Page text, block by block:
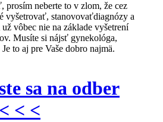
prosím neberte to v zlom, že cez
vyšetrovať, stanovovaťdiagnózy a
vôbec nie na základe vyšetrení
Musíte si nájsť gynekológa,
to aj pre Vaše dobro najmä.
sa na odber
< <